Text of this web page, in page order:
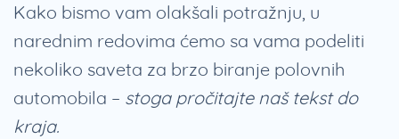
Kako bismo vam olakšali potražnju, u
narednim redovima ćemo sa vama podeliti
nekoliko saveta za brzo biranje polovnih
automobila – stoga pročitajte naš tekst do
kraja.